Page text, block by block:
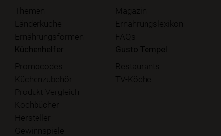
Themen
Länderküche
Ernährungsformen
Magazin
Ernährungslexikon
FAQs
Küchenhelfer
Promocodes
Küchenzubehör
Produkt-Vergleich
Kochbücher
Hersteller
Gewinnspiele
Gusto Tempel
Restaurants
TV-Köche